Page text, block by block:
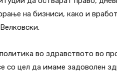
на бизниси, како и
во здравството во
со цел да имаме задоволен